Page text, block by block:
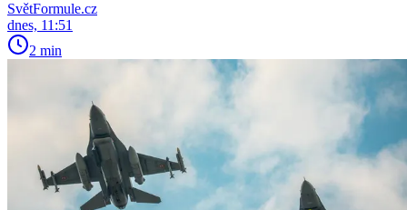
SvětFormule.cz
dnes, 11:51
2 min